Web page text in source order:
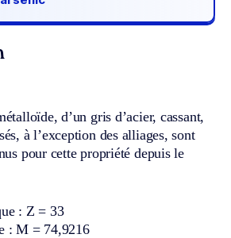
d’un gris d’acier, cassant,
à l’exception des alliages, sont
pour cette propriété depuis le
: Z = 33
: M = 74,9216